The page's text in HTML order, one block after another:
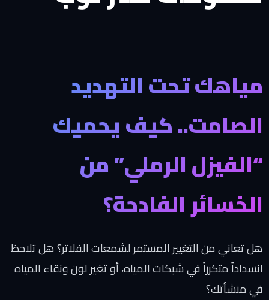
مياهك تحت التهديد
الصامت.. كيف يحميك
“الفيزل الرملي” من
الخسائر الفادحة؟
هل تعاني من التغيير المستمر لشمعات الفلاتر؟ هل تلاحظ
انسداداً متكرراً في شبكات المياه، أو تغير لون ونقاء المياه
في منشأتك؟